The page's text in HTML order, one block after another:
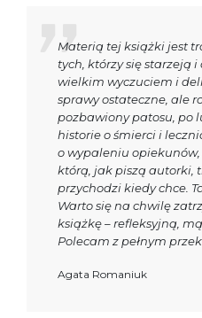
Materią tej książki jest
tych, którzy się starzeją
wielkim wyczuciem i
sprawy ostateczne, ale
pozbawiony patosu, po
historie o śmierci i
o wypaleniu opiekunów,
którą, jak piszą autorki,
przychodzi kiedy chce.
Warto się na chwilę
książkę – refleksyjną,
Polecam z pełnym
Agata Romaniuk